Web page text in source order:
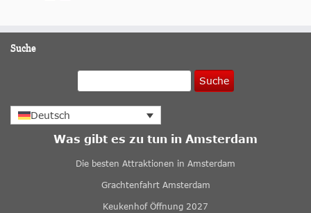
Suche
Suche
Deutsch
Was gibt es zu tun in Amsterdam
Die besten Attraktionen in Amsterdam
Grachtenfahrt Amsterdam
Keukenhof Öffnung 2027